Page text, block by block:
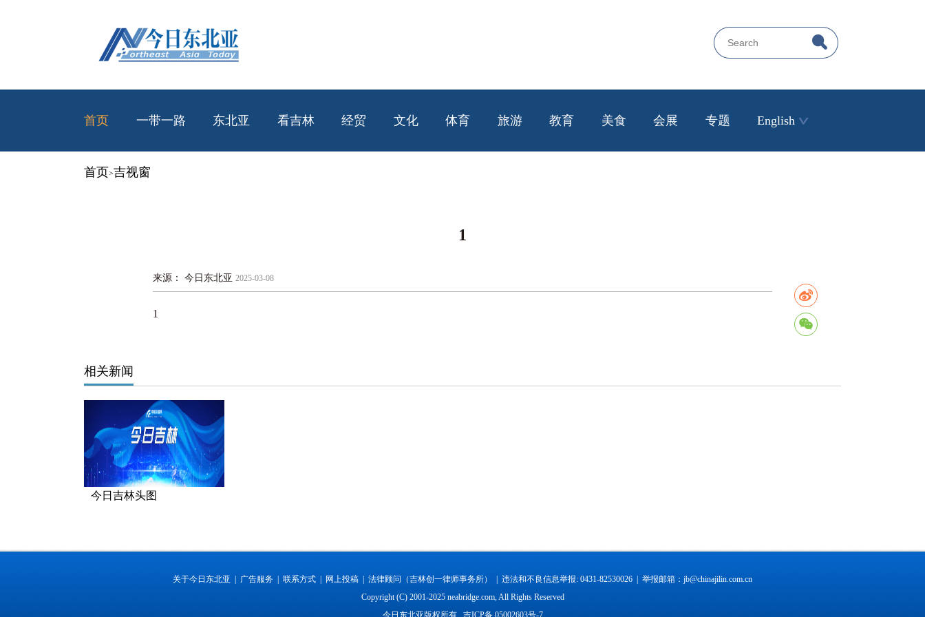
首页 一带一路 东北亚 看吉林 经贸 文化 体育 旅游 教育 美食 会展 专题 English
首页>吉视窗
1
来源： 今日东北亚 2025-03-08
1
相关新闻
今日吉林头图
关于今日东北亚 | 广告服务 | 联系方式 | 网上投稿 | 法律顾问（吉林创一律师事务所） | 违法和不良信息举报: 0431-82530026 | 举报邮箱：jb@chinajilin.com.cn
Copyright (C) 2001-2025 neabridge.com, All Rights Reserved
今日东北亚版权所有 吉ICP备 05002603号-7